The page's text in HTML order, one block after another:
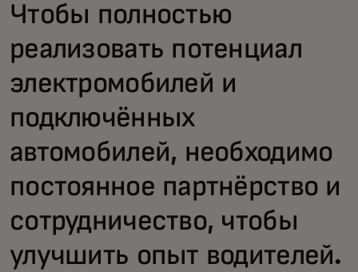
Чтобы полностью
реализовать потенциал
электромобилей и
подключённых
автомобилей, необходимо
постоянное партнёрство и
сотрудничество, чтобы
улучшить опыт водителей.